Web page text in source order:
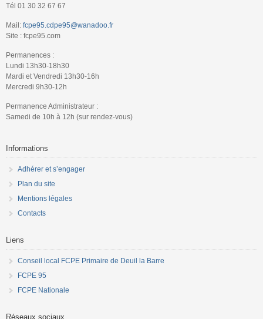
Tél 01 30 32 67 67
Mail: fcpe95.cdpe95@wanadoo.fr
Site : fcpe95.com
Permanences :
Lundi 13h30-18h30
Mardi et Vendredi 13h30-16h
Mercredi 9h30-12h
Permanence Administrateur :
Samedi de 10h à 12h (sur rendez-vous)
Informations
Adhérer et s’engager
Plan du site
Mentions légales
Contacts
Liens
Conseil local FCPE Primaire de Deuil la Barre
FCPE 95
FCPE Nationale
Réseaux sociaux